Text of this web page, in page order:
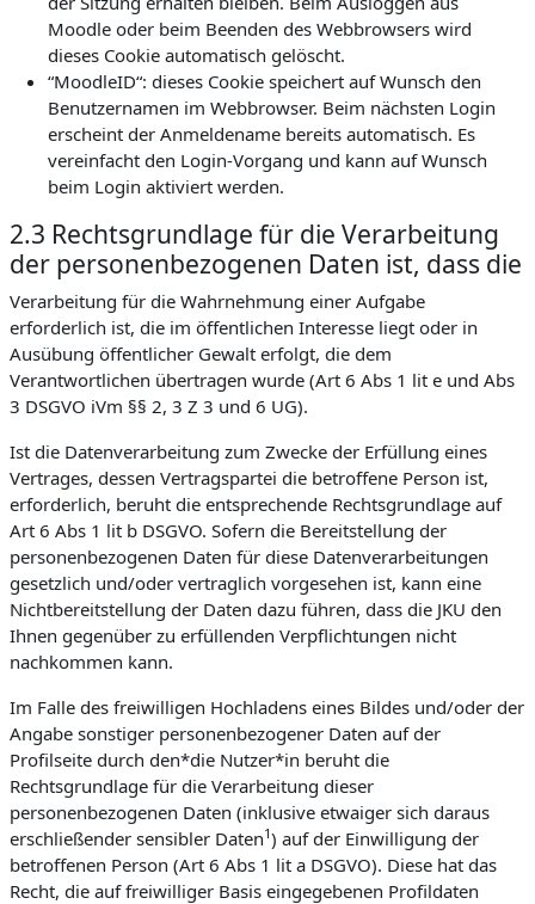
Moodle oder beim Beenden des Webbrowsers wird
dieses Cookie automatisch gelöscht.
“MoodleID“: dieses Cookie speichert auf Wunsch den
Benutzernamen im Webbrowser. Beim nächsten Login
erscheint der Anmeldename bereits automatisch. Es
vereinfacht den Login-Vorgang und kann auf Wunsch
beim Login aktiviert werden.
2.3 Rechtsgrundlage für die Verarbeitung
der personenbezogenen Daten ist, dass die
Verarbeitung für die Wahrnehmung einer Aufgabe
erforderlich ist, die im öffentlichen Interesse liegt oder in
Ausübung öffentlicher Gewalt erfolgt, die dem
Verantwortlichen übertragen wurde (Art 6 Abs 1 lit e und Abs
3 DSGVO iVm §§ 2, 3 Z 3 und 6 UG).
Ist die Datenverarbeitung zum Zwecke der Erfüllung eines
Vertrages, dessen Vertragspartei die betroffene Person ist,
erforderlich, beruht die entsprechende Rechtsgrundlage auf
Art 6 Abs 1 lit b DSGVO. Sofern die Bereitstellung der
personenbezogenen Daten für diese Datenverarbeitungen
gesetzlich und/oder vertraglich vorgesehen ist, kann eine
Nichtbereitstellung der Daten dazu führen, dass die JKU den
Ihnen gegenüber zu erfüllenden Verpflichtungen nicht
nachkommen kann.
Im Falle des freiwilligen Hochladens eines Bildes und/oder der
Angabe sonstiger personenbezogener Daten auf der
Profilseite durch den*die Nutzer*in beruht die
Rechtsgrundlage für die Verarbeitung dieser
personenbezogenen Daten (inklusive etwaiger sich daraus
erschließender sensibler Daten1) auf der Einwilligung der
betroffenen Person (Art 6 Abs 1 lit a DSGVO). Diese hat das
Recht, die auf freiwilliger Basis eingegebenen Profildaten